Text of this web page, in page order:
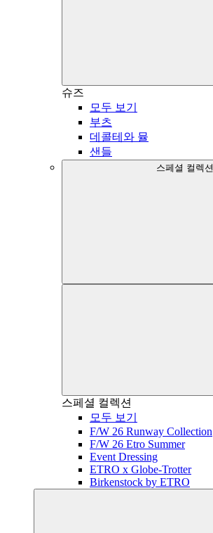
슈즈
모두 보기
부츠
데콜테와 뮬
샌들
스페셜 컬렉션
스페셜 컬렉션
모두 보기
F/W 26 Runway Collection
F/W 26 Etro Summer
Event Dressing
ETRO x Globe-Trotter
Birkenstock by ETRO